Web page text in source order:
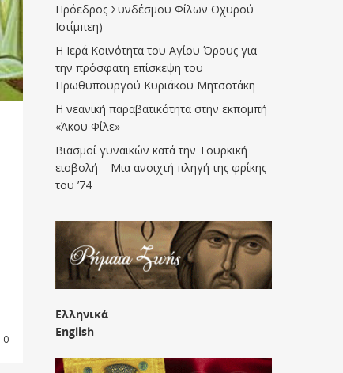
0
Πρόεδρος Συνδέσμου Φίλων Οχυρού
Ιστίμπεη)
Η Ιερά Κοινότητα του Αγίου Όρους για
την πρόσφατη επίσκεψη του
Πρωθυπουργού Κυριάκου Μητσοτάκη
Η νεανική παραβατικότητα στην εκπομπή
«Άκου Φίλε»
Βιασμοί γυναικών κατά την Τουρκική
εισβολή – Μια ανοιχτή πληγή της φρίκης
του ’74
Ελληνικά
English